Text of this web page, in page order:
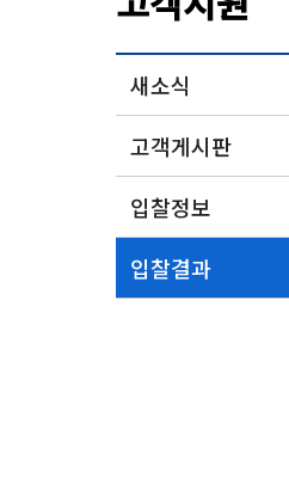
새소식
고객게시판
입찰정보
입찰결과